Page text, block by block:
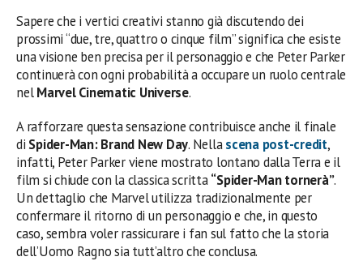
Sapere che i vertici creativi stanno già discutendo dei
prossimi “due, tre, quattro o cinque film” significa che esiste
una visione ben precisa per il personaggio e che Peter Parker
continuerà con ogni probabilità a occupare un ruolo centrale
nelMarvel Cinematic Universe.
A rafforzare questa sensazione contribuisce anche il finale
di Spider-Man: Brand New Day. Nellascena post-credit,
infatti, Peter Parker viene mostrato lontano dalla Terra e il
film si chiude con la classica scritta“Spider-Man tornerà”.
Un dettaglio che Marvel utilizza tradizionalmente per
confermare il ritorno di un personaggio e che, in questo
caso, sembra voler rassicurare i fan sul fatto che la storia
dell’Uomo Ragno sia tutt’altro che conclusa.